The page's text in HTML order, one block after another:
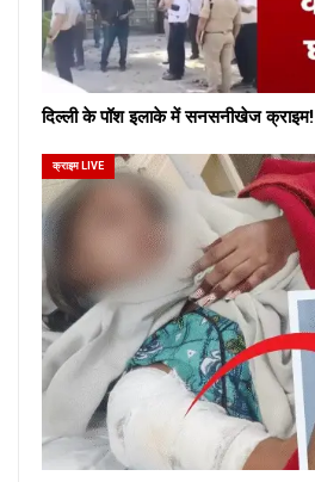
दिल्ली के पॉश इलाके में सनसनीखेज क्राइम!
क्राइम LIVE